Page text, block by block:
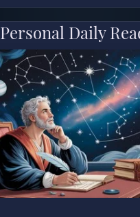
Personal Daily